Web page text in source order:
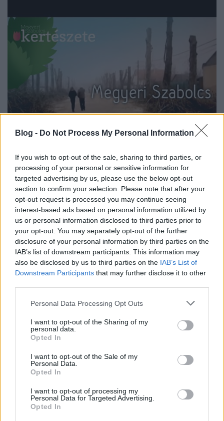
Blog - Do Not Process My Personal Information
If you wish to opt-out of the sale, sharing to third parties, or
processing of your personal or sensitive information for
targeted advertising by us, please use the below opt-out
section to confirm your selection. Please note that after your
opt-out request is processed you may continue seeing
interest-based ads based on personal information utilized by
us or personal information disclosed to third parties prior to
your opt-out. You may separately opt-out of the further
disclosure of your personal information by third parties on the
IAB’s list of downstream participants. This information may
also be disclosed by us to third parties on the IAB’s List of
Downstream Participants that may further disclose it to other
Please note that this website/app uses one or more Google
not limited to your visit or usage behaviour. You may click to
grant or deny consent to Google and its third-party tags to
use your data for below specified purposes in below Google
consent section.
Personal Data Processing Opt Outs
I want to opt-out of the Sharing of my
personal data.
Opted In
I want to opt-out of the Sale of my
Personal Data.
Opted In
I want to opt-out of processing my
Personal Data for Targeted Advertising.
Opted In
A platáncsonkolás tanulságai
Megyeri Szabolcs •2014. január 15.
A városi növényzet értékességéről azt hiszem senkit
nem kell hosszasan győzködni, az a kevés zöld, ami a
kisebb-nagyobb települések utcáin, terein található,
egészségügyileg és pszichológiailag is fontos a
közelben lakóknak, mivel a fák egyrészt a szén-
dioxid…
Fotoszintetizáló városi bringa
A nagyvárosokban élőknek a sok előny mellett
rengeteg hátránnyal kell megküzdeniük, melyek
közül a legégetőbbek - és ez minden bizonnyal
Budapestre is igaz - a közlekedés nehézsége és a
levegő szennyezettsége. Előbbi rengeteg stresszel és
várakozással jár, utóbbi pedig…
Üdv néked új Rákóczi tér!